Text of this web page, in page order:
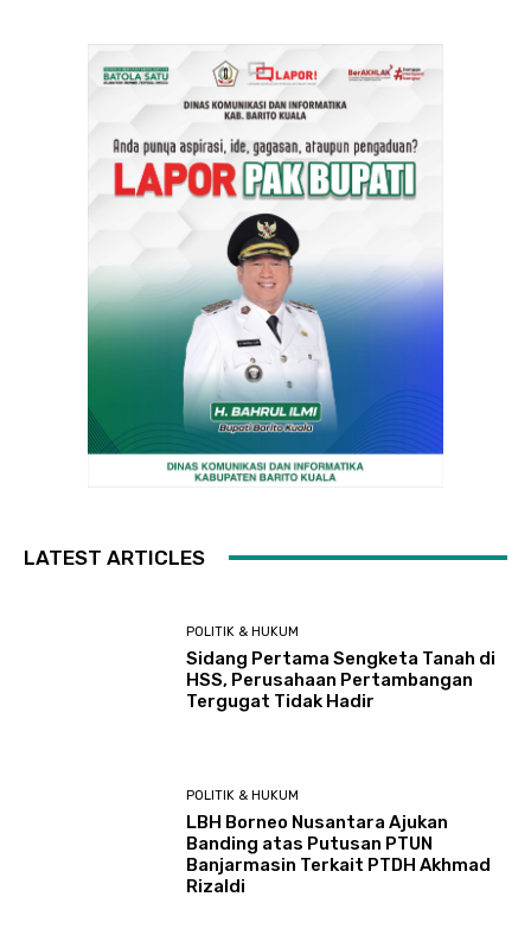
LATEST ARTICLES
POLITIK & HUKUM
Sidang Pertama Sengketa Tanah di
HSS, Perusahaan Pertambangan
Tergugat Tidak Hadir
POLITIK & HUKUM
LBH Borneo Nusantara Ajukan
Banding atas Putusan PTUN
Banjarmasin Terkait PTDH Akhmad
Rizaldi